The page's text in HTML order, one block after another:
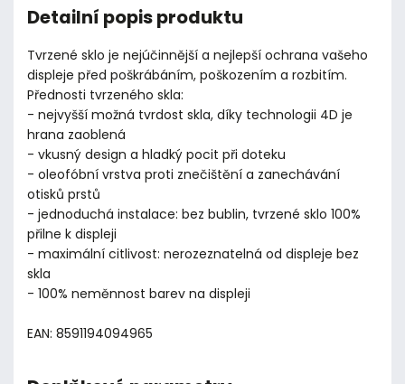
Detailní popis produktu
Tvrzené sklo je nejúčinnější a nejlepší ochrana vašeho
displeje před poškrábáním, poškozením a rozbitím.
Přednosti tvrzeného skla:
- nejvyšší možná tvrdost skla, díky technologii 4D je
hrana zaoblená
- vkusný design a hladký pocit při doteku
- oleofóbní vrstva proti znečištění a zanechávání
otisků prstů
- jednoduchá instalace: bez bublin, tvrzené sklo 100%
přilne k displeji
- maximální citlivost: nerozeznatelná od displeje bez
skla
- 100% neměnnost barev na displeji
EAN: 8591194094965